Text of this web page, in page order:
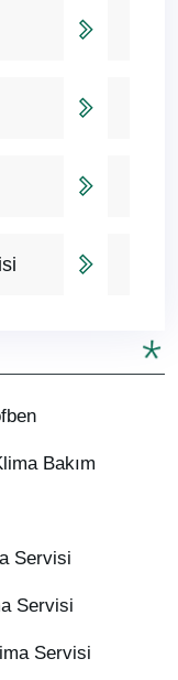
Bakım
Servisi
Servisi
Servisi